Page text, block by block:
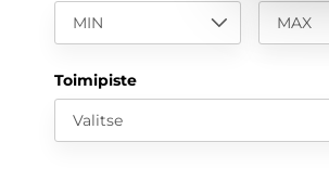
MIN MAX
Toimipiste
Valitse